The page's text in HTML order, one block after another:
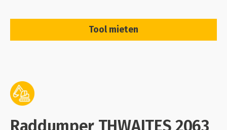
Tool mieten
Raddumper THWAITES 2063